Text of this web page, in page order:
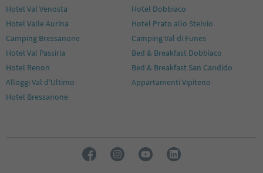
Hotel Val Venosta
Hotel Dobbiaco
Hotel Valle Aurina
Hotel Prato allo Stelvio
Camping Bressanone
Camping Val di Funes
Hotel Val Passiria
Bed & Breakfast Dobbiaco
Hotel Renon
Bed & Breakfast San Candido
Alloggi Val d'Ultimo
Appartamenti Vipiteno
Hotel Bressanone